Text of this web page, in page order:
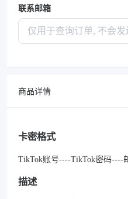
联系邮箱
商品详情
卡密格式
TikTok账号----TikTok密码----
描述